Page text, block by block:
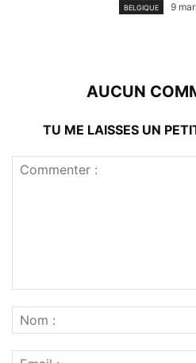
BELGIQUE 9
AUCUN
TU ME LAISSES UN